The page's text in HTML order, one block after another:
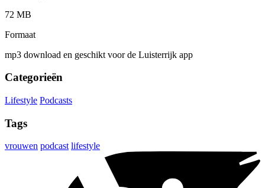
72 MB
Formaat
mp3 download en geschikt voor de Luisterrijk app
Categorieën
Lifestyle Podcasts
Tags
vrouwen podcast lifestyle